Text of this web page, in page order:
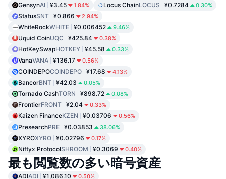
GensynAI ¥3.45 1.84% Locus ChainLOCUS ¥0.7284 0.30%
StatusSNT ¥0.866 2.94%
WhiteRockWHITE ¥0.006452 9.46%
Uquid CoinUQC ¥425.84 0.38%
HotKeySwapHOTKEY ¥45.58 0.33%
VanaVANA ¥136.17 0.56%
COINDEPOCOINDEPO ¥17.68 4.13%
BancorBNT ¥42.03 0.05%
Tornado CashTORN ¥898.72 0.08%
FrontierFRONT ¥2.04 0.33%
Kaizen FinanceKZEN ¥0.03706 0.56%
PresearchPRE ¥0.03853 38.06%
XYROXYRO ¥0.02796 0.17%
Niftyx ProtocolSHROOM ¥0.3069 0.40%
最も閲覧数の多い暗号資産
ADIADI ¥1,086.10 0.50%